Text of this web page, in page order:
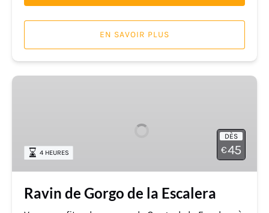
EN SAVOIR PLUS
Ravin
Escalera
DÈS
€45
4 HEURES
Ravin de Gorgo de la Escalera